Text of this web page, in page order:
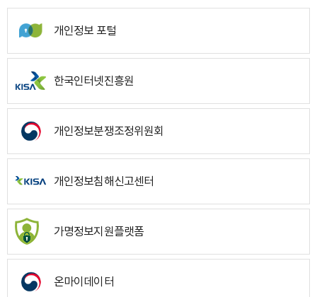
개인정보 포털
한국인터넷진흥원
개인정보분쟁조정위원회
개인정보침해신고센터
가명정보지원플랫폼
온마이데이터